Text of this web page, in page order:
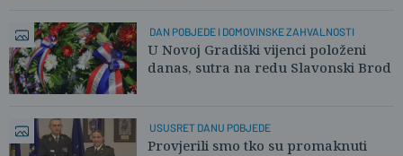
DAN POBJEDE I DOMOVINSKE ZAHVALNOSTI
U Novoj Gradiški vijenci položeni
danas, sutra na redu Slavonski Brod
USUSRET DANU POBJEDE
Provjerili smo tko su promaknuti